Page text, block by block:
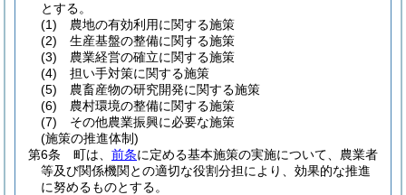
とする。
(1)
農地の有効利用に関する施策
(2)
生産基盤の整備に関する施策
(3)
農業経営の確立に関する施策
(4)
担い手対策に関する施策
(5)
農畜産物の研究開発に関する施策
(6)
農村環境の整備に関する施策
(7)
その他農業振興に必要な施策
(施策の推進体制)
第6条
町は、 前条に定める基本施策の実施について、農業者
等及び関係機関との適切な役割分担により、効果的な推進
に努めるものとする。